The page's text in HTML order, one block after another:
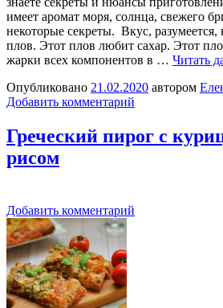
имеет аромат моря, солнца, свежего
некоторые секреты. Вкус,
плов. Этот плов любит сахар. Этот
жарки всех компонентов в … Читать
Опубликовано 21.02.2020 автором
Добавить комментарий
Греческий пирог с
рисом
Добавить комментарий